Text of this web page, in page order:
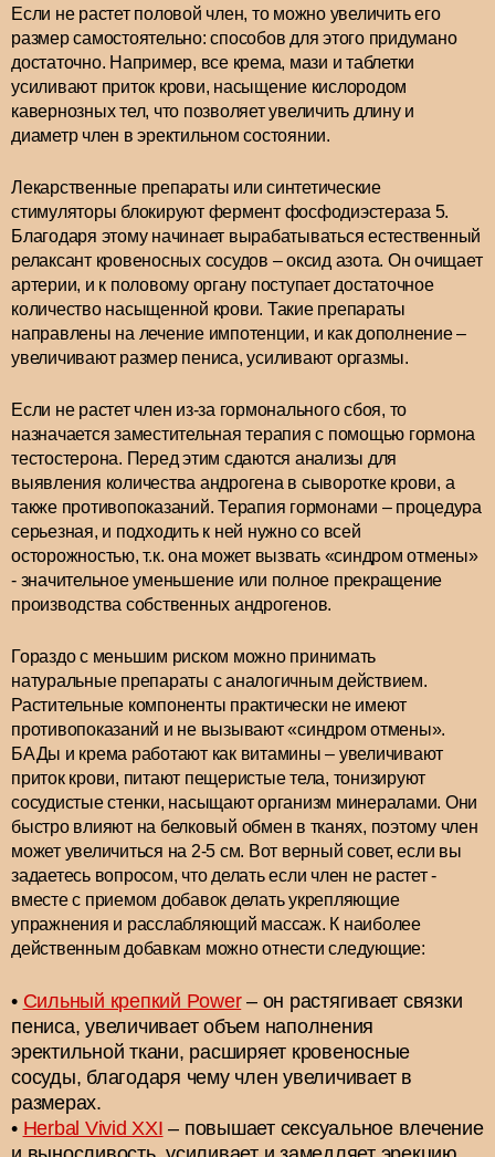
Если не растет половой член, то можно увеличить его
размер самостоятельно: способов для этого придумано
достаточно. Например, все крема, мази и таблетки
усиливают приток крови, насыщение кислородом
кавернозных тел, что позволяет увеличить длину и
диаметр член в эректильном состоянии.
Лекарственные препараты или синтетические
стимуляторы блокируют фермент фосфодиэстераза 5.
Благодаря этому начинает вырабатываться естественный
релаксант кровеносных сосудов – оксид азота. Он очищает
артерии, и к половому органу поступает достаточное
количество насыщенной крови. Такие препараты
направлены на лечение импотенции, и как дополнение –
увеличивают размер пениса, усиливают оргазмы.
Если не растет член из-за гормонального сбоя, то
назначается заместительная терапия с помощью гормона
тестостерона. Перед этим сдаются анализы для
выявления количества андрогена в сыворотке крови, а
также противопоказаний. Терапия гормонами – процедура
серьезная, и подходить к ней нужно со всей
осторожностью, т.к. она может вызвать «синдром отмены»
- значительное уменьшение или полное прекращение
производства собственных андрогенов.
Гораздо с меньшим риском можно принимать
натуральные препараты с аналогичным действием.
Растительные компоненты практически не имеют
противопоказаний и не вызывают «синдром отмены».
БАДы и крема работают как витамины – увеличивают
приток крови, питают пещеристые тела, тонизируют
сосудистые стенки, насыщают организм минералами. Они
быстро влияют на белковый обмен в тканях, поэтому член
может увеличиться на 2-5 см. Вот верный совет, если вы
задаетесь вопросом, что делать если член не растет -
вместе с приемом добавок делать укрепляющие
упражнения и расслабляющий массаж. К наиболее
действенным добавкам можно отнести следующие:
Сильный крепкий Power– он растягивает связки
пениса, увеличивает объем наполнения
эректильной ткани, расширяет кровеносные
сосуды, благодаря чему член увеличивает в
размерах.
Herbal Vivid XXI – повышает сексуальное влечение